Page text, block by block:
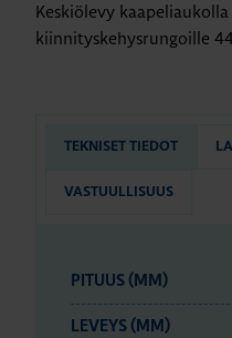
Keskiölevy
kiinnityskehysrungoille
TEKNISET TIEDOT
VASTUULLISUUS
PITUUS (MM)
LEVEYS (MM)